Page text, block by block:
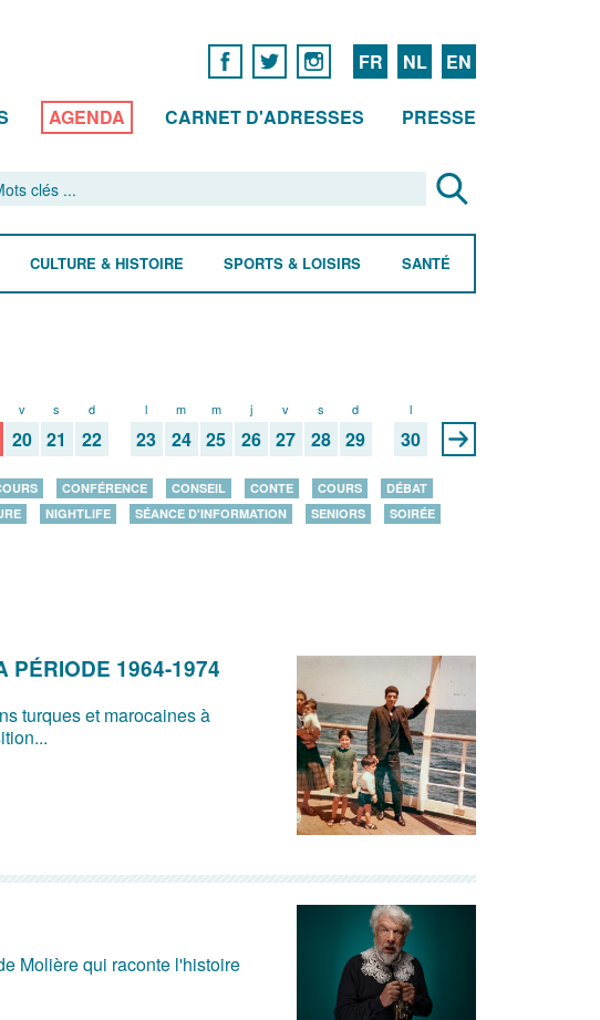
FR NL EN
AGENDA CARNET D'ADRESSES PRESSE
CULTURE & HISTOIRE SPORTS & LOISIRS SANTÉ
v
20
s
21
d
22
l
23
m
24
m
25
j
26
v
27
s
28
d
29
l
30
CONFÉRENCE CONSEIL CONTE COURS
DÉBAT
NIGHTLIFE SÉANCE D'INFORMATION SENIORS
SOIRÉE
PÉRIODE 1964-1974
turques et marocaines à
Molière qui raconte l'histoire